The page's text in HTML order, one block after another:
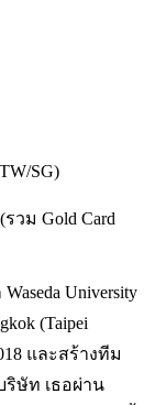
SG)
รวม Gold Card
University
(Taipei
และสร้างทีม
ษัท เธอผ่าน